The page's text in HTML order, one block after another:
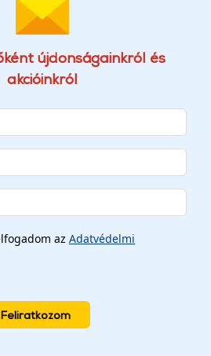
újdonságainkról és
akcióinkról
az Adatvédelmi
Feliratkozom